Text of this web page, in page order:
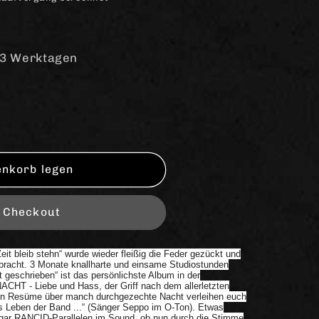
Werktagen
legen
bleib stehn“ wurde wieder fleißig die Feder gezückt und
3 Monate knallharte und einsame Studiostunden
ist das persönlichste Album in der
- Liebe und Hass, der Griff nach dem allerletzten
Resüme über manch durchgezechte Nacht verleihen euch
der Band ...“ (Sänger Seppo im O-Ton). Etwas